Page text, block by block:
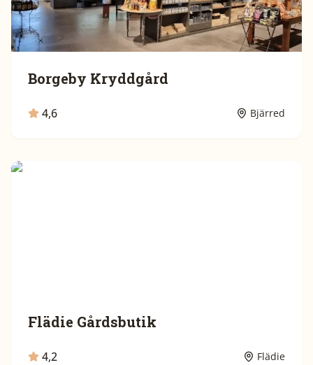
Borgeby Kryddgård
4,6 Bjärred
Flädie Gårdsbutik
4,2 Flädie